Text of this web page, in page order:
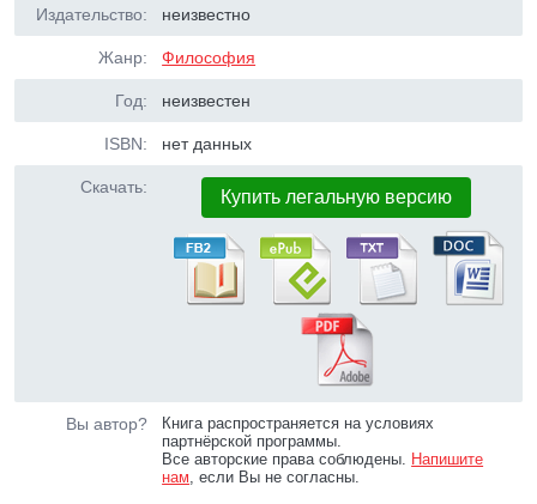
Издательство: неизвестно
Жанр: Философия
Год: неизвестен
ISBN: нет данных
Скачать: Купить легальную версию
Вы автор?
Книга распространяется на условиях
партнёрской программы.
Все авторские права соблюдены. Напишите
нам, если Вы не согласны.